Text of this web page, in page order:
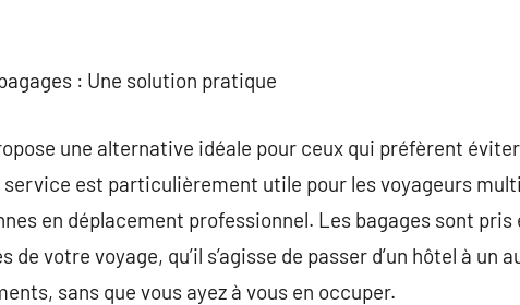
: Une solution pratique
une alternative idéale pour ceux qui préfèrent
service est particulièrement utile pour les voyageurs
en déplacement professionnel. Les bagages sont
votre voyage, qu’il s’agisse de passer d’un hôtel à un
sans que vous ayez à vous en occuper.